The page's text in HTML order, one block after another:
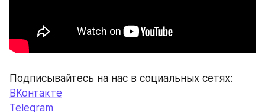
Подписывайтесь на нас в социальных сетях:
ВКонтакте
Telegram